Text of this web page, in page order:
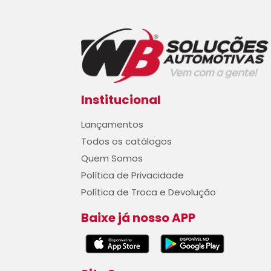
Institucional
Lançamentos
Todos os catálogos
Quem Somos
Política de Privacidade
Política de Troca e Devolução
Baixe já nosso APP